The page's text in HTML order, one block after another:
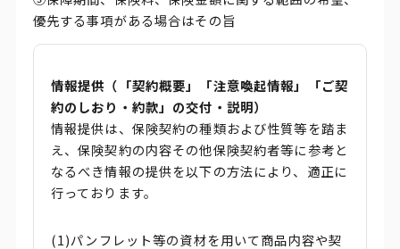
優先する事項がある場合はその旨
情報提供（「契約概要」「注意喚起情報」「ご契
約のしおり・約款」の交付・説明）
情報提供は、保険契約の種類および性質等を踏ま
え、保険契約の内容その他保険契約者等に参考と
なるべき情報の提供を以下の方法により、適正に
行っております。
(1)パンフレット等の資材を用いて商品内容や契